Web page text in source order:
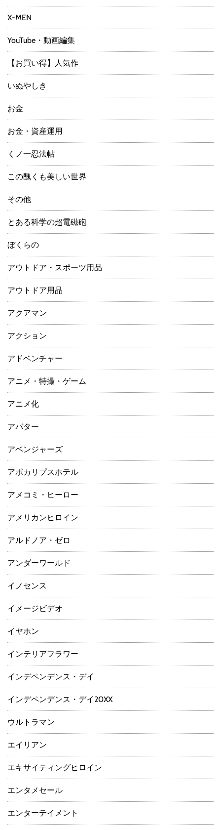
X-MEN
YouTube・動画編集
【お買い得】人気作
いぬやしき
お金
お金・資産運用
くノ一忍法帖
この醜くも美しい世界
その他
とある科学の超電磁砲
ぼくらの
アウトドア・スポーツ用品
アウトドア用品
アクアマン
アクション
アドベンチャー
アニメ・特撮・ゲーム
アニメ化
アバター
アベンジャーズ
アポカリプスホテル
アメコミ・ヒーロー
アメリカンヒロイン
アルドノア・ゼロ
アンダーワールド
イノセンス
イメージビデオ
イヤホン
インテリアフラワー
インデペンデンス・デイ
インデペンデンス・デイ20XX
ウルトラマン
エイリアン
エキサイティングヒロイン
エンタメセール
エンターテイメント